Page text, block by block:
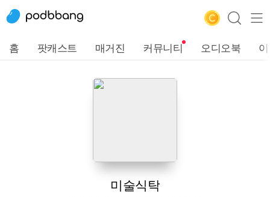
홈 팟캐스트 매거진 커뮤니티 오디오북
미술식탁